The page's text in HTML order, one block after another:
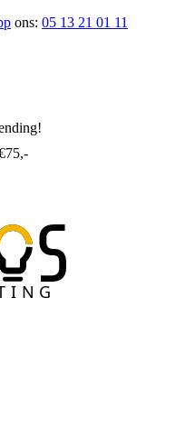
ons: 05 13 21 01 11